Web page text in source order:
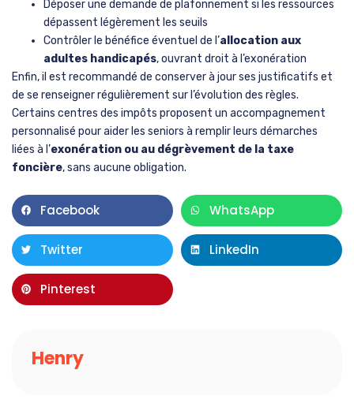
Déposer une demande de plafonnement si les ressources
dépassent légèrement les seuils
Contrôler le bénéfice éventuel de l’allocation aux
adultes handicapés, ouvrant droit à l’exonération
Enfin, il est recommandé de conserver à jour ses justificatifs et
de se renseigner régulièrement sur l’évolution des règles.
Certains centres des impôts proposent un accompagnement
personnalisé pour aider les seniors à remplir leurs démarches
liées à l’exonération ou au dégrèvement de la taxe
foncière, sans aucune obligation.
Facebook WhatsApp
Twitter LinkedIn
Pinterest
Henry